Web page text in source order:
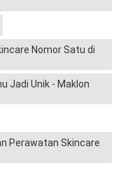
Nomor Satu di
Jadi Unik - Maklon
Perawatan Skincare